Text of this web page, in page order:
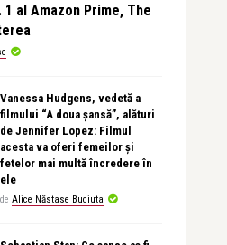
1 al Amazon Prime, The
Vanessa Hudgens, vedetă a
filmului “A doua șansă”, alături
de Jennifer Lopez: Filmul
acesta va oferi femeilor și
fetelor mai multă încredere în
ele
de Alice Năstase Buciuta